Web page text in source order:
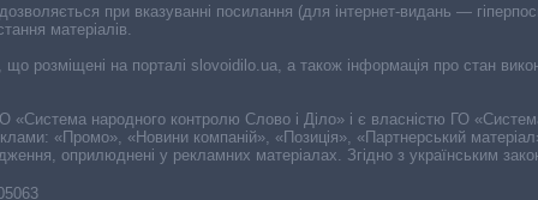
при вказуванні посилання (для інтернет-видань —
матеріалів.
що розміщені на порталі slovoidilo.ua, а також інформація про стан
«Система народного контролю Слово і Діло» і є власністю ГО
«Промо», «Новини компаній», «Позиція», «Партнерський
оприлюднені у рекламних матеріалах. Згідно з українським